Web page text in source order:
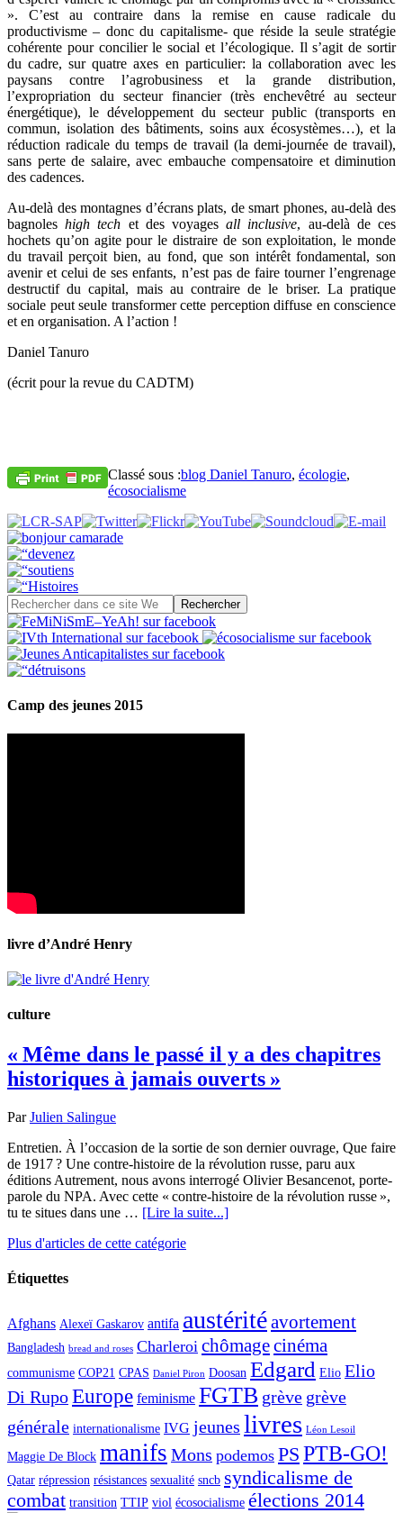
». C’est au contraire dans la remise en cause radicale du
productivisme – donc du capitalisme- que réside la seule stratégie
cohérente pour concilier le social et l’écologique. Il s’agit de sortir
du cadre, sur quatre axes en particulier: la collaboration avec les
paysans contre l’agrobusiness et la grande distribution,
l’expropriation du secteur financier (très enchevêtré au secteur
énergétique), le développement du secteur public (transports en
commun, isolation des bâtiments, soins aux écosystèmes…), et la
réduction radicale du temps de travail (la demi-journée de travail),
sans perte de salaire, avec embauche compensatoire et diminution
des cadences.
Au-delà des montagnes d’écrans plats, de smart phones, au-delà des
bagnoleshigh tech et des voyagesall inclusive, au-delà de ces
hochets qu’on agite pour le distraire de son exploitation, le monde
du travail perçoit bien, au fond, que son intérêt fondamental, son
avenir et celui de ses enfants, n’est pas de faire tourner l’engrenage
destructif du capital, mais au contraire de le briser. La pratique
sociale peut seule transformer cette perception diffuse en conscience
et en organisation. A l’action !
Daniel Tanuro
(écrit pour la revue du CADTM)
Classé sous :blog Daniel Tanuro, écologie,
écosocialisme
Camp des jeunes 2015
livre d’André Henry
culture
« Même dans le passé il y a des chapitres
historiques à jamais ouverts »
ParJulien Salingue
Entretien. À l’occasion de la sortie de son dernier ouvrage, Que faire
de 1917 ? Une contre-histoire de la révolution russe, paru aux
éditions Autrement, nous avons interrogé Olivier Besancenot, porte-
parole du NPA. Avec cette « contre-histoire de la révolution russe »,
tu te situes dans une … [Lire la suite...]
Plus d'articles de cette catégorie
Étiquettes
Afghans Alexeï Gaskarov antifa austéritéavortement
Bangladesh bread and roses Charleroi chômagecinéma
communisme COP21 CPAS Daniel Piron Doosan Edgard Elio Elio
Di RupoEurope feminisme FGTB grève grève
générale internationalisme IVG jeunes livres Léon Lesoil
Maggie De Block manifs Mons podemos PS PTB-GO!
Qatar répression résistances sexualité sncb syndicalisme de
combat transition TTIP viol écosocialisme élections 2014